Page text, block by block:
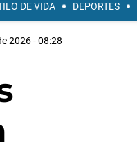
DE VIDA DEPORTES
2026 - 08:28